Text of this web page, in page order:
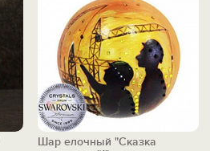
Шар елочный "Сказка